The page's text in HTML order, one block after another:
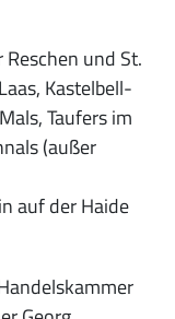
und St.
Kastelbell-
Taufers im
(außer
auf der Haide